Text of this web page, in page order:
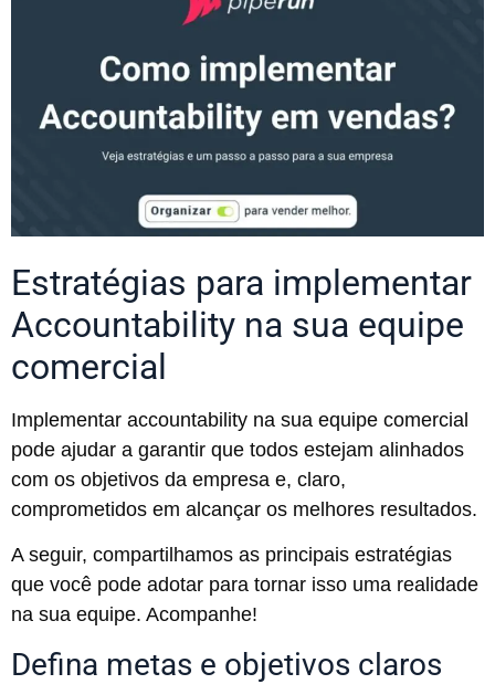
Estratégias para implementar
Accountability na sua equipe
comercial
Implementar accountability na sua equipe comercial
pode ajudar a garantir que todos estejam alinhados
com os objetivos da empresa e, claro,
comprometidos em alcançar os melhores resultados.
A seguir, compartilhamos as principais estratégias
que você pode adotar para tornar isso uma realidade
na sua equipe. Acompanhe!
Defina metas e objetivos claros